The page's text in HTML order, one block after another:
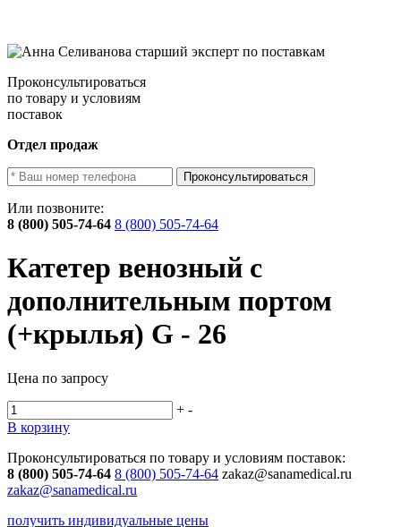
Проконсультироваться
по товару и условиям
поставок
Отдел продаж
Проконсультироваться
Или позвоните:
8 (800) 505-74-64 8 (800) 505-74-64
Катетер венозный с
дополнительным портом
(+крылья) G - 26
Цена по запросу
+ -
В корзину
Проконсультироваться по товару и условиям поставок:
8 (800) 505-74-64 8 (800) 505-74-64 zakaz@sanamedical.ru
zakaz@sanamedical.ru
получить индивидуальные цены